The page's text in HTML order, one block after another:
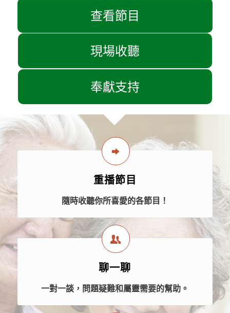
查看節目
現場收聽
奉獻支持
重播節目
隨時收聽你所喜愛的各節目！
聊一聊
一對一談，問題疑難和屬靈需要的幫助。